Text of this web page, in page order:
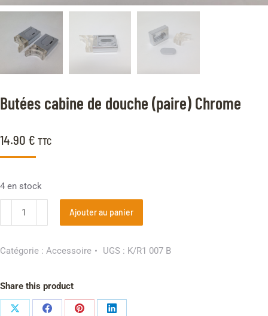
Butées cabine de douche (paire) Chrome
14.90 € TTC
4 en stock
Ajouter au panier
Catégorie : Accessoire UGS : K/R1 007 B
Share this product